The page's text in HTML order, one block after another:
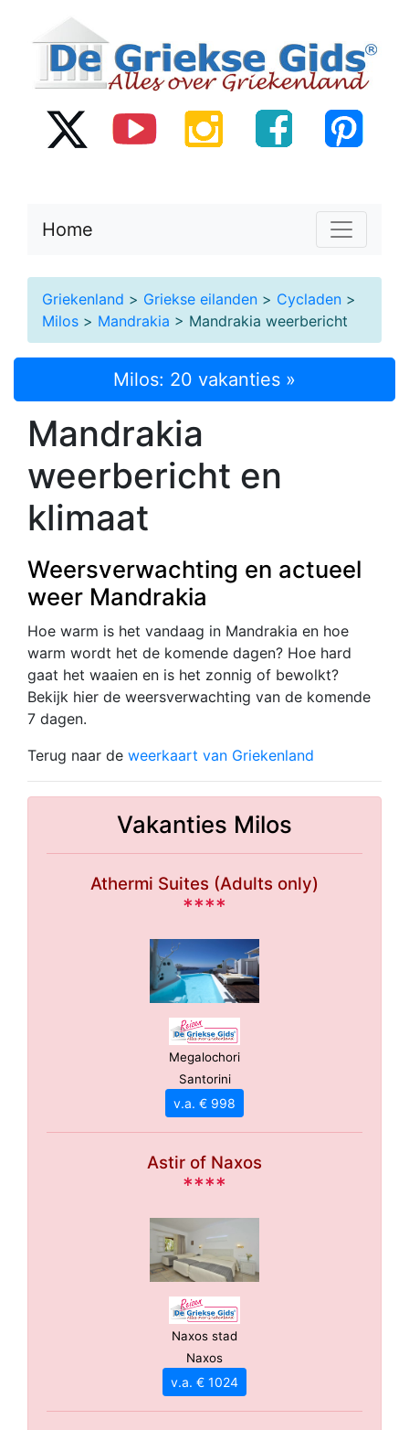
Home
Griekenland > Griekse eilanden > Cycladen >
Milos > Mandrakia > Mandrakia weerbericht
Milos: 20 vakanties »
Mandrakia
weerbericht en
klimaat
Weersverwachting en actueel
weer Mandrakia
Hoe warm is het vandaag in Mandrakia en hoe
warm wordt het de komende dagen? Hoe hard
gaat het waaien en is het zonnig of bewolkt?
Bekijk hier de weersverwachting van de komende
7 dagen.
Terug naar de weerkaart van Griekenland
Vakanties Milos
Athermi Suites (Adults only)
****
Megalochori
Santorini
v.a. € 998
Astir of Naxos
****
Naxos stad
Naxos
v.a. € 1024